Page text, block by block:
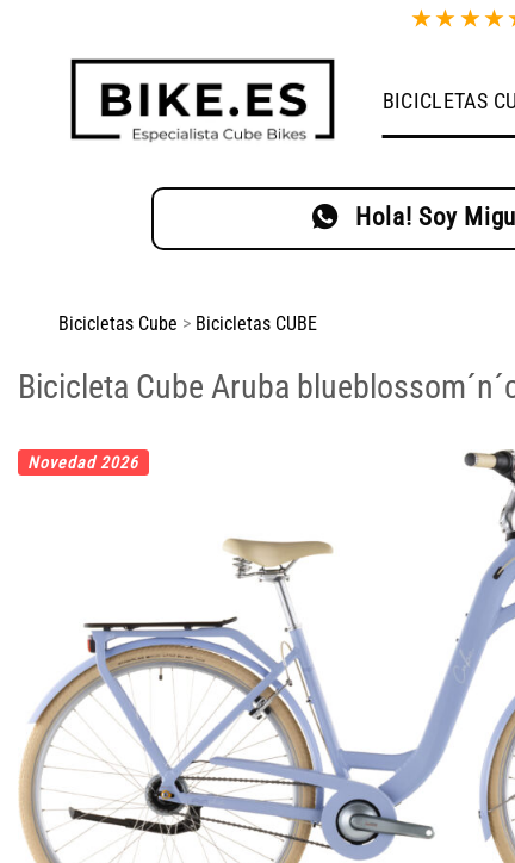
★ ★ ★★
BICICLETAS
Hola! Soy
Bicicletas Cube > Bicicletas CUBE
Bicicleta Cube Aruba
Novedad 2026